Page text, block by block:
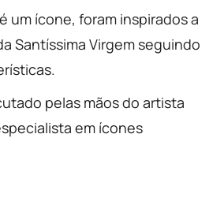
um ícone, foram inspirados a
Santíssima Virgem seguindo
pelas mãos do artista
em ícones